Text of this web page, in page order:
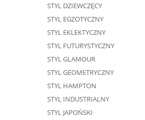
STYL DZIEWCZĘCY
STYL EGZOTYCZNY
STYL EKLEKTYCZNY
STYL FUTURYSTYCZNY
STYL GLAMOUR
STYL GEOMETRYCZNY
STYL HAMPTON
STYL INDUSTRIALNY
STYL JAPOŃSKI